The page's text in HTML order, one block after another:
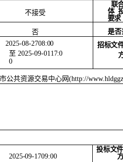
不接受
联
体
要求
否
是否
2025-08-2708:00
至 2025-09-0117:0
0
招标文
公共资源交易中心网(http://
2025-09-1709:00
投标文